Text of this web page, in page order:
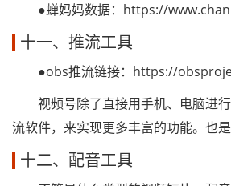
●蝉妈妈数据：https://
十一、推流工具
●obs推流链接：https://
视频号除了直接用手机、电脑进行
流软件，来实现更多丰富的功能。也
十二、配音工具